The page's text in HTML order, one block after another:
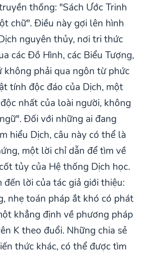
thống: "Sách Ước Trinh
chữ". Điều này gợi lên hình
nguyên thủy, nơi tri thức
các Đồ Hình, các Biểu Tượng,
không phải qua ngôn từ phức
tính độc đáo của Dịch, một
nhất của loài người, không
Đối với những ai đang
hiểu Dịch, câu này có thể là
một lời chỉ dẫn để tìm về
tủy của Hệ thống Dịch học.
đến lời của tác giả giới thiệu:
nhẹ toán pháp ắt khó có phát
khẳng định về phương pháp
K theo đuổi. Những chia sẻ
thức khác, có thể được tìm